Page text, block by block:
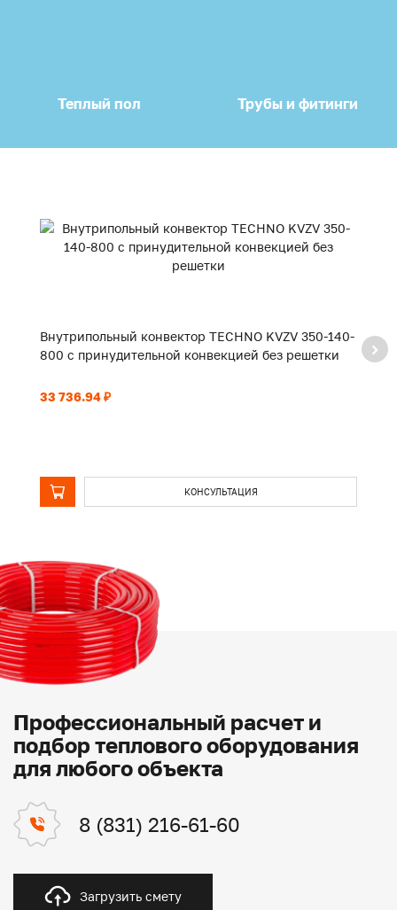
Теплый пол Трубы и фитинги
Внутрипольный конвектор TECHNO KVZV 350-140-
800 с принудительной конвекцией без решетки
33 736.94 ₽
КОНСУЛЬТАЦИЯ
Профессиональный расчет и
подбор теплового оборудования
для любого объекта
8 (831) 216-61-60
Загрузить смету